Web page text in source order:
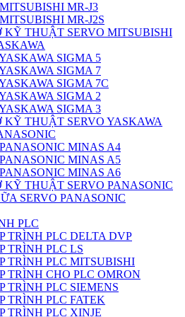
MR-J3
MR-J2S
KỸ THUẬT SERVO MITSUBISHI
SIGMA 5
SIGMA 7
SIGMA 7C
SIGMA 2
SIGMA 3
KỸ THUẬT SERVO YASKAWA
MINAS A4
MINAS A5
MINAS A6
KỸ THUẬT SERVO PANASONIC
SERVO PANASONIC
PLC
TRÌNH PLC DELTA DVP
TRÌNH PLC LS
TRÌNH PLC MITSUBISHI
TRÌNH CHO PLC OMRON
TRÌNH PLC SIEMENS
TRÌNH PLC FATEK
TRÌNH PLC XINJE